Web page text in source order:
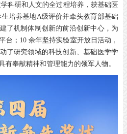
科研和人文的全过程培养，获基础医
培养基地A级评价并牵头教育部基础
了机制体制创新的前沿创新中心，为
台；10 余年坚持实验室开放日活动，
了研究领域的科技创新、基础医学学
有奉献精神和管理能力的领军人物。